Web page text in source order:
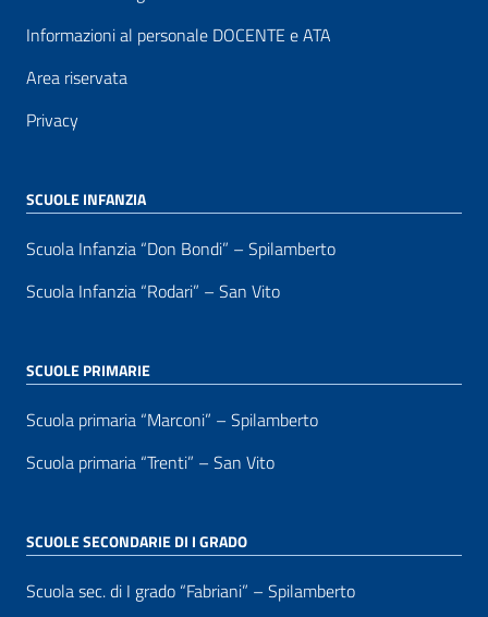
Informazioni al personale DOCENTE e ATA
Area riservata
Privacy
SCUOLE INFANZIA
Scuola Infanzia “Don Bondi” – Spilamberto
Scuola Infanzia “Rodari” – San Vito
SCUOLE PRIMARIE
Scuola primaria “Marconi” – Spilamberto
Scuola primaria “Trenti” – San Vito
SCUOLE SECONDARIE DI I GRADO
Scuola sec. di I grado “Fabriani” – Spilamberto